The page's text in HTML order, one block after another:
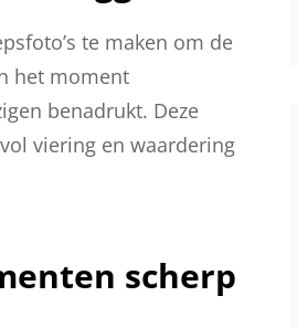
te maken om de
het moment
benadrukt. Deze
viering en waardering
scherp